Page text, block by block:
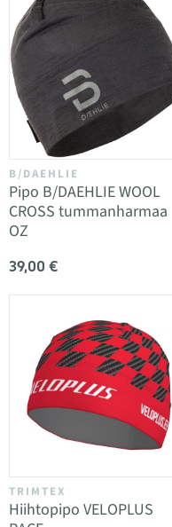
B/DAEHLIE
Pipo B/DAEHLIE WOOL
CROSS tummanharmaa
OZ
39,00 €
TRIMTEX
Hiihtopipo VELOPLUS